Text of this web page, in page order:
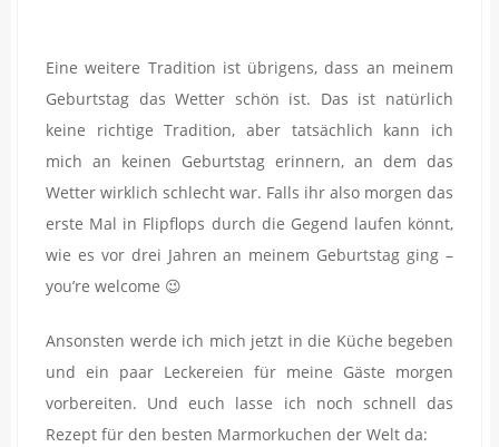
Eine weitere Tradition ist übrigens, dass an meinem
Geburtstag das Wetter schön ist. Das ist natürlich
keine richtige Tradition, aber tatsächlich kann ich
mich an keinen Geburtstag erinnern, an dem das
Wetter wirklich schlecht war. Falls ihr also morgen das
erste Mal in Flipflops durch die Gegend laufen könnt,
wie es vor drei Jahren an meinem Geburtstag ging –
you’re welcome 😉
Ansonsten werde ich mich jetzt in die Küche begeben
und ein paar Leckereien für meine Gäste morgen
vorbereiten. Und euch lasse ich noch schnell das
Rezept für den besten Marmorkuchen der Welt da: